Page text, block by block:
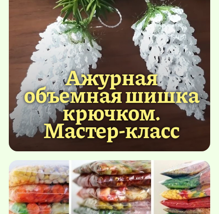
Ажурная
объемная шишка
крючком.
Мастер-класс